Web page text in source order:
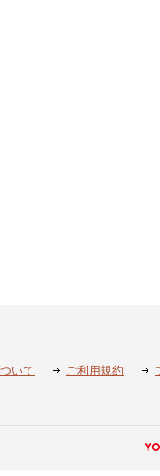
いて ご利用規約